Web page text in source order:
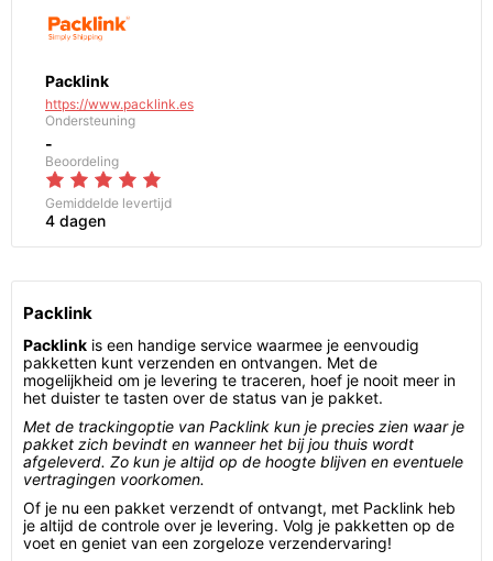
Packlink
https://www.packlink.es
Ondersteuning
-
Beoordeling
Gemiddelde levertijd
4 dagen
Packlink
Packlink is een handige service waarmee je eenvoudig
pakketten kunt verzenden en ontvangen. Met de
mogelijkheid om je levering te traceren, hoef je nooit meer in
het duister te tasten over de status van je pakket.
Met de trackingoptie van Packlink kun je precies zien waar je
pakket zich bevindt en wanneer het bij jou thuis wordt
afgeleverd. Zo kun je altijd op de hoogte blijven en eventuele
vertragingen voorkomen.
Of je nu een pakket verzendt of ontvangt, met Packlink heb
je altijd de controle over je levering. Volg je pakketten op de
voet en geniet van een zorgeloze verzendervaring!